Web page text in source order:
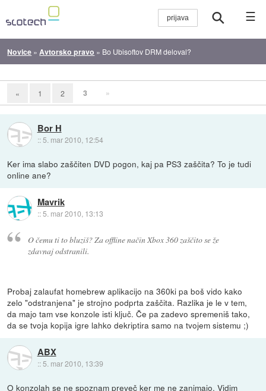
☰
Novice » Avtorsko pravo » Bo Ubisoftov DRM deloval?
« 1 2 3 »
Bor H
:: 5. mar 2010, 12:54
Ker ima slabo zaščiten DVD pogon, kaj pa PS3 zaščita? To je tudi
online ane?
Mavrik
::5. mar 2010, 13:13
O čemu ti to bluziš? Za offline način Xbox 360 zaščito se že
zdavnaj odstranili.
Probaj zalaufat homebrew aplikacijo na 360ki pa boš vido kako
zelo "odstranjena" je strojno podprta zaščita. Razlika je le v tem,
da majo tam vse konzole isti ključ. Če pa zadevo spremeniš tako,
da se tvoja kopija igre lahko dekriptira samo na tvojem sistemu ;)
ABX
:: 5. mar 2010, 13:39
O konzolah se ne spoznam preveč ker me ne zanimajo. Vidim